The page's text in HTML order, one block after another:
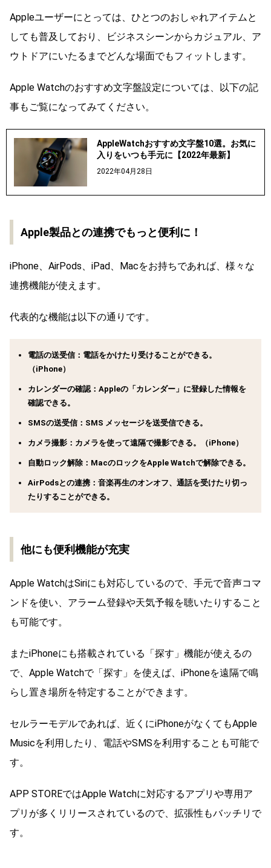
Appleユーザーにとっては、ひとつのおしゃれアイテムと
しても普及しており、ビジネスシーンからカジュアル、ア
ウトドアにいたるまでどんな場面でもフィットします。
Apple Watchのおすすめ文字盤設定については、以下の記
事もご覧になってみてください。
AppleWatchおすすめ文字盤10選。お気に
入りをいつも手元に【2022年最新】
2022年04月28日
Apple製品との連携でもっと便利に！
iPhone、AirPods、iPad、Macをお持ちであれば、様々な
連携機能が使えます。
代表的な機能は以下の通りです。
電話の送受信：電話をかけたり受けることができる。
（iPhone）
カレンダーの確認：Appleの「カレンダー」に登録した情報を
確認できる。
SMSの送受信：SMS メッセージを送受信できる。
カメラ撮影：カメラを使って遠隔で撮影できる。（iPhone）
自動ロック解除：MacのロックをApple Watchで解除できる。
AirPodsとの連携：音楽再生のオンオフ、通話を受けたり切っ
たりすることができる。
他にも便利機能が充実
Apple WatchはSiriにも対応しているので、手元で音声コマ
ンドを使い、アラーム登録や天気予報を聴いたりすること
も可能です。
またiPhoneにも搭載されている「探す」機能が使えるの
で、Apple Watchで「探す」を使えば、iPhoneを遠隔で鳴
らし置き場所を特定することができます。
セルラーモデルであれば、近くにiPhoneがなくてもApple
Musicを利用したり、電話やSMSを利用することも可能で
す。
APP STOREではApple Watchに対応するアプリや専用ア
プリが多くリリースされているので、拡張性もバッチリで
す。